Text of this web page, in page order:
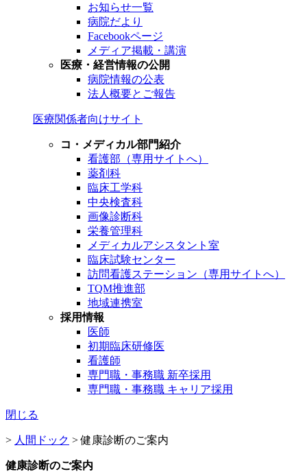
お知らせ一覧
病院だより
Facebookページ
メディア掲載・講演
医療・経営情報の公開
病院情報の公表
法人概要とご報告
医療関係者向けサイト
コ・メディカル部門紹介
看護部（専用サイトへ）
薬剤科
臨床工学科
中央検査科
画像診断科
栄養管理科
メディカルアシスタント室
臨床試験センター
訪問看護ステーション（専用サイトへ）
TQM推進部
地域連携室
採用情報
医師
初期臨床研修医
看護師
専門職・事務職 新卒採用
専門職・事務職 キャリア採用
閉じる
> 人間ドック >健康診断のご案内
健康診断のご案内